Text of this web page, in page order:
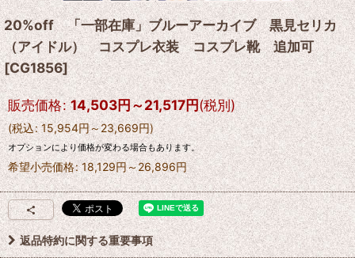
20%off 「一部在庫」ブルーアーカイブ 黒見セリカ
（アイドル） コスプレ衣装 コスプレ靴 追加可
[CG1856]
販売価格: 14,503円～21,517円(税別)
(税込: 15,954円～23,669円)
オプションにより価格が変わる場合もあります。
希望小売価格: 18,129円～26,896円
返品特約に関する重要事項